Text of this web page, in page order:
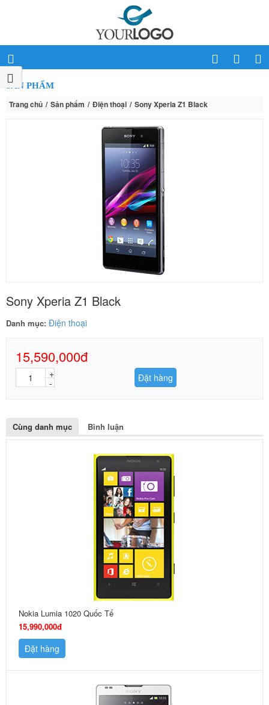
SẢN PHẨM
Trang chủ Sản phẩm Điện thoại Sony Xperia Z1 Black
Sony Xperia Z1 Black
Danh mục: Điện thoại
15,590,000đ
Đặt hàng
Cùng danh mục Bình luận
Nokia Lumia 1020 Quốc Tế
15,990,000đ
Đặt hàng